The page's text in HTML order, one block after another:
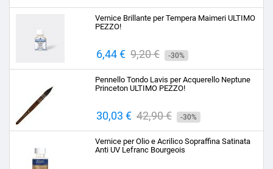
base
Vernice Brillante per Tempera Maimeri ULTIMO
PEZZO!
Prezzo
6,44 € Prezzo
base
9,20 € -30%
Pennello Tondo Lavis per Acquerello Neptune
Princeton ULTIMO PEZZO!
Prezzo
30,03 € Prezzo
base
42,90 € -30%
Vernice per Olio e Acrilico Sopraffina Satinata
Anti UV Lefranc Bourgeois